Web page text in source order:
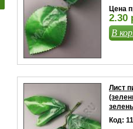
Цена
2.30
В
Лист
Код: